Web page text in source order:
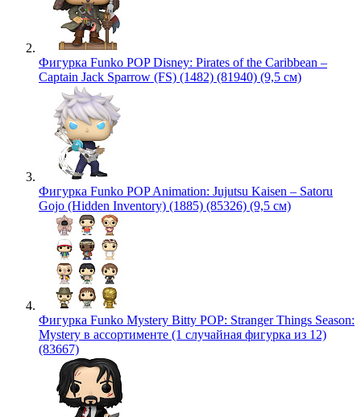
Фигурка Funko POP Disney: Pirates of the Caribbean –
Captain Jack Sparrow (FS) (1482) (81940) (9,5 см)
Фигурка Funko POP Animation: Jujutsu Kaisen – Satoru
Gojo (Hidden Inventory) (1885) (85326) (9,5 см)
Фигурка Funko Mystery Bitty POP: Stranger Things Season:
Mystery в ассортименте (1 случайная фигурка из 12)
(83667)